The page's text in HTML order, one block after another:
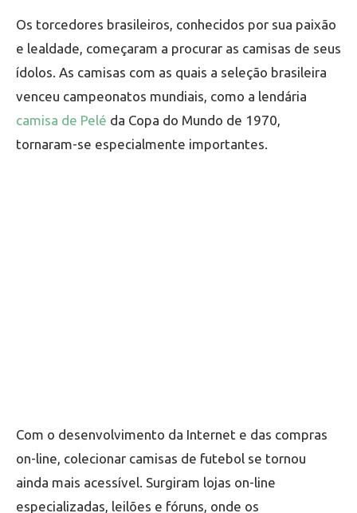
Os torcedores brasileiros, conhecidos por sua paixão
e lealdade, começaram a procurar as camisas de seus
ídolos. As camisas com as quais a seleção brasileira
venceu campeonatos mundiais, como a lendária
camisa de Pelé da Copa do Mundo de 1970,
tornaram-se especialmente importantes.
Com o desenvolvimento da Internet e das compras
on-line, colecionar camisas de futebol se tornou
ainda mais acessível. Surgiram lojas on-line
especializadas, leilões e fóruns, onde os